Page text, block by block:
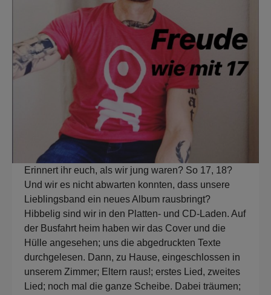
Erinnert ihr euch, als wir jung waren? So 17, 18?
Und wir es nicht abwarten konnten, dass unsere
Lieblingsband ein neues Album rausbringt?
Hibbelig sind wir in den Platten- und CD-Laden. Auf
der Busfahrt heim haben wir das Cover und die
Hülle angesehen; uns die abgedruckten Texte
durchgelesen. Dann, zu Hause, eingeschlossen in
unserem Zimmer; Eltern raus!; erstes Lied, zweites
Lied; noch mal die ganze Scheibe. Dabei träumen;